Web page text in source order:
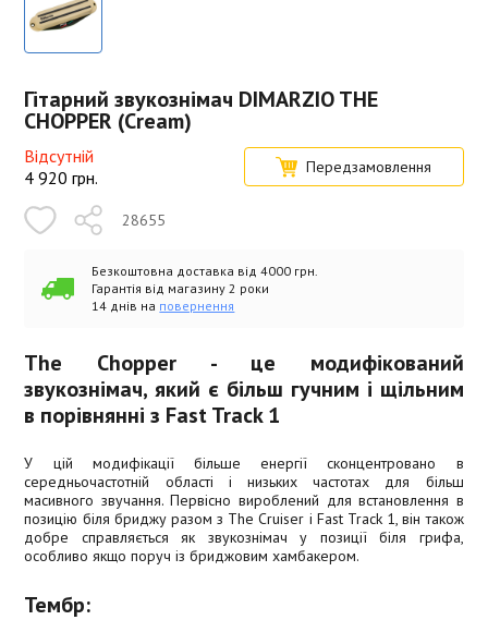
Гітарний звукознімач DIMARZIO THE
CHOPPER (Cream)
Відсутній
4 920 грн. Передзамовлення
28655
Безкоштовна доставка від 4000 грн.
Гарантія від магазину 2 роки
14 днів на повернення
The Chopper - це модифікований
звукознімач, який є більш гучним і щільним
в порівнянні з Fast Track 1
У цій модифікації більше енергії сконцентровано в
середньочастотній області і низьких частотах для більш
масивного звучання. Первісно вироблений для встановлення в
позицію біля бриджу разом з The Cruiser і Fast Track 1, він також
добре справляється як звукознімач у позиції біля грифа,
особливо якщо поруч із бриджовим хамбакером.
Тембр: